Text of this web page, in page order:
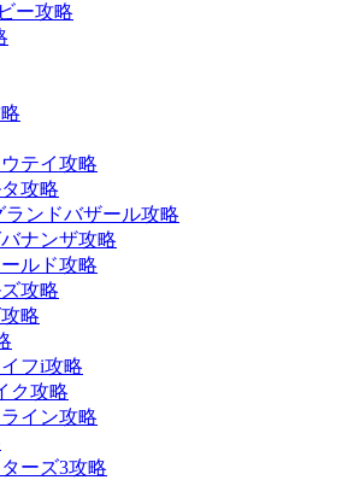
ー攻略
テイ攻略
攻略
ンドバザール攻略
ナンザ攻略
ルド攻略
攻略
略
フi攻略
ク攻略
イン攻略
ーズ3攻略